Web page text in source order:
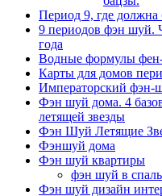
Период 9, где должна
9 периодов фэн шуй.
года
Водные формулы
Карты для домов
Императорский фэн-
Фэн шуй дома. 4
летящей звезды
Фэн Шуй Летящие
Фэншуй дома
Фэн шуй квартиры
фэн шуй в
Фэн шуй дизайн